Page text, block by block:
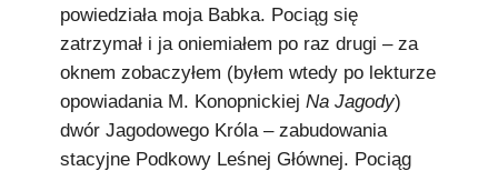
powiedziała moja Babka. Pociąg się
zatrzymał i ja oniemiałem po raz drugi – za
oknem zobaczyłem (byłem wtedy po lekturze
opowiadania M. Konopnickiej Na Jagody)
dwór Jagodowego Króla – zabudowania
stacyjne Podkowy Leśnej Głównej. Pociąg